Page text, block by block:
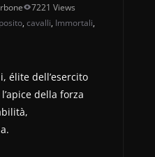
7221 Views
, cavalli, Immortali,
élite dell’esercito
della forza